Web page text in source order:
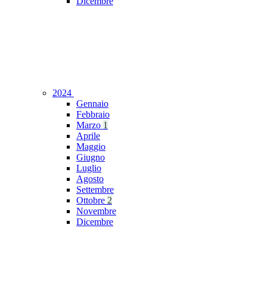
2024
Gennaio
Febbraio
Marzo 1
Aprile
Maggio
Giugno
Luglio
Agosto
Settembre
Ottobre 2
Novembre
Dicembre